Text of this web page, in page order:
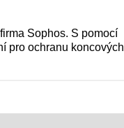
Sophos. S pomocí
pro ochranu koncových